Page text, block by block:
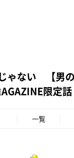
ゃない 【男
限定
一覧